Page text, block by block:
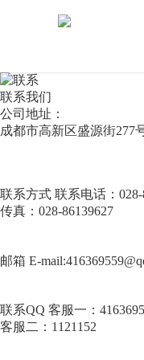
联系我们
公司地址：
成都市高新区盛源街277
联系方式 联系电话：028-
传真：028-86139627
邮箱 E-mail:
联系QQ 客服一：
客服二：1121152